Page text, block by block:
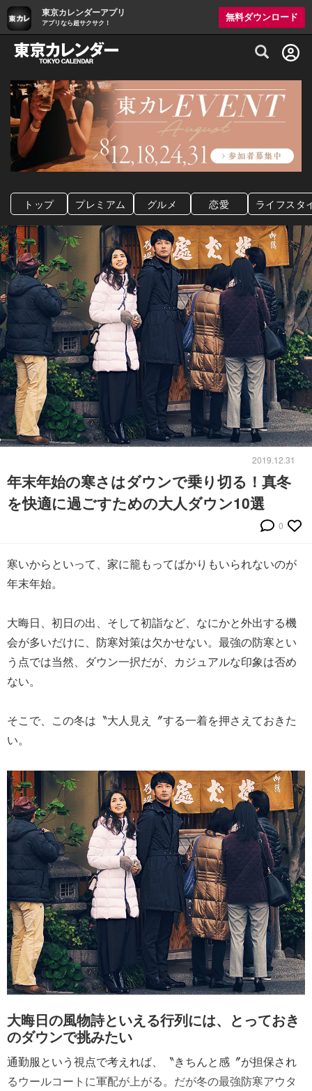
東京カレンダーアプリ
アプリなら超サクサク！
無料ダウンロード
グルメ情報・プレミアムレストラン予約
トップ プレミアム グルメ 恋愛 ライフスタ
2019.12.31
年末年始の寒さはダウンで乗り切る！真冬
を快適に過ごすための大人ダウン10選
0
寒いからといって、家に籠もってばかりもいられないのが
年末年始。
大晦日、初日の出、そして初詣など、なにかと外出する機
会が多いだけに、防寒対策は欠かせない。最強の防寒とい
う点では当然、ダウン一択だが、カジュアルな印象は否め
ない。
そこで、この冬は〝大人見え〞する一着を押さえておきた
い。
大晦日の風物詩といえる行列には、とっておき
のダウンで挑みたい
通勤服という視点で考えれば、〝きちんと感〞が担保され
るウールコートに軍配が上がる。だが冬の最強防寒アウタ